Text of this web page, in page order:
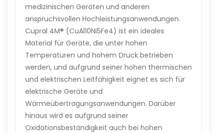
medizinischen Geräten und anderen
anspruchsvollen Hochleistungsanwendungen.
Cupral 4M® (CuAl10Ni5Fe4) ist ein ideales
Material für Geräte, die unter hohen
Temperaturen und hohem Druck betrieben
werden, und aufgrund seiner hohen thermischen
und elektrischen Leitfähigkeit eignet es sich für
elektrische Geräte und
Wärmeübertragungsanwendungen. Darüber
hinaus wird es aufgrund seiner
Oxidationsbeständigkeit auch bei hohen